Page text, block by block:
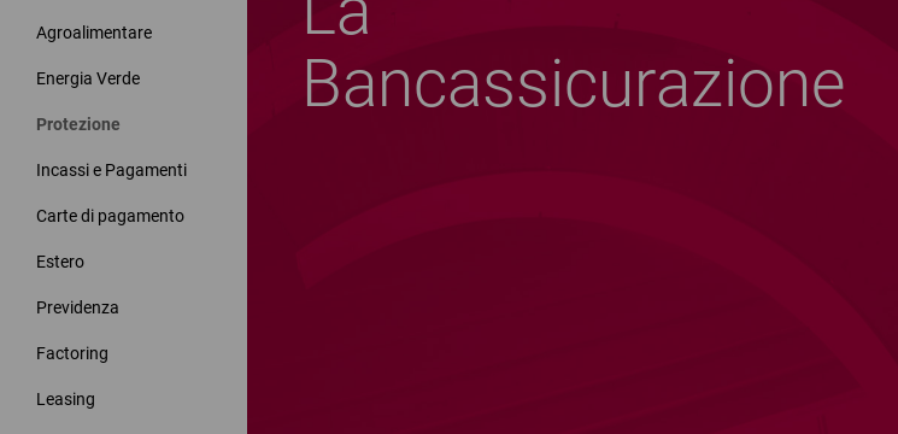
Agroalimentare
Energia Verde
Protezione
Incassi e Pagamenti
Carte di pagamento
Estero
Previdenza
Factoring
Leasing
Bancassicurazione